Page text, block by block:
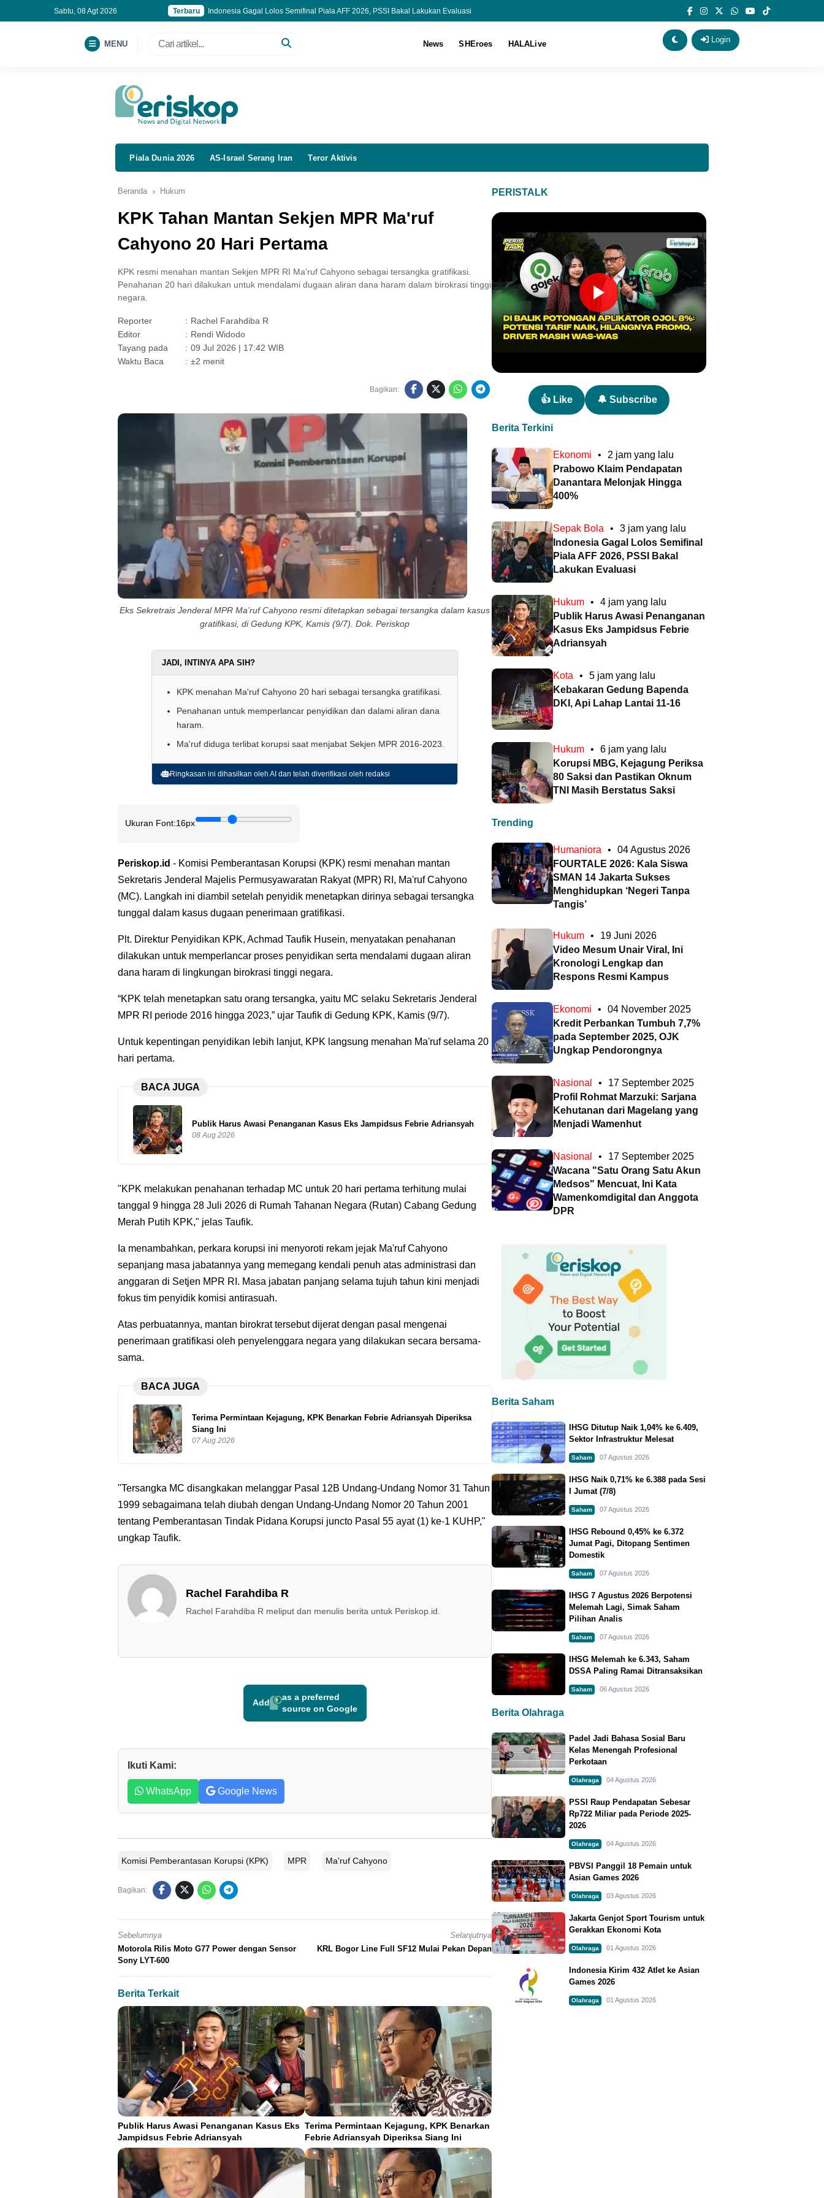
Sabtu, 08 Agt 2026 Terbaru
Indonesia Gagal Lolos Semifinal Piala AFF 2026, PSSI Bakal Lakukan Evaluasi
Kebakaran Gedung Bapenda DKI, Api Lahap Lantai 11-16
MENU News SHEroes HALALive
Login
Piala Dunia 2026 AS-Israel Serang Iran Teror Aktivis
Beranda Hukum
KPK Tahan Mantan Sekjen MPR Ma'ruf
Cahyono 20 Hari Pertama
KPK resmi menahan mantan Sekjen MPR RI Ma’ruf Cahyono sebagai tersangka gratifikasi.
Penahanan 20 hari dilakukan untuk mendalami dugaan aliran dana haram dalam birokrasi tinggi
negara.
Reporter : Rachel Farahdiba R
Editor
: Rendi Widodo
Tayang pada
: 09 Jul 2026 | 17:42 WIB
Waktu Baca
: ±2 menit
Bagikan:
Eks Sekretrais Jenderal MPR Ma’ruf Cahyono resmi ditetapkan sebagai tersangka dalam kasus
gratifikasi, di Gedung KPK, Kamis (9/7). Dok. Periskop
JADI, INTINYA APA SIH?
KPK menahan Ma'ruf Cahyono 20 hari sebagai tersangka gratifikasi.
Penahanan untuk memperlancar penyidikan dan dalami aliran dana
haram.
Ma'ruf diduga terlibat korupsi saat menjabat Sekjen MPR 2016-2023.
Ringkasan ini dihasilkan oleh AI dan telah diverifikasi oleh redaksi
Ukuran Font:16px
Periskop.id - Komisi Pemberantasan Korupsi (KPK) resmi menahan mantan
Sekretaris Jenderal Majelis Permusyawaratan Rakyat (MPR) RI, Ma'ruf Cahyono
(MC). Langkah ini diambil setelah penyidik menetapkan dirinya sebagai tersangka
tunggal dalam kasus dugaan penerimaan gratifikasi.
Plt. Direktur Penyidikan KPK, Achmad Taufik Husein, menyatakan penahanan
dilakukan untuk memperlancar proses penyidikan serta mendalami dugaan aliran
dana haram di lingkungan birokrasi tinggi negara.
“KPK telah menetapkan satu orang tersangka, yaitu MC selaku Sekretaris Jenderal
MPR RI periode 2016 hingga 2023,” ujar Taufik di Gedung KPK, Kamis (9/7).
Untuk kepentingan penyidikan lebih lanjut, KPK langsung menahan Ma'ruf selama 20
hari pertama.
BACA JUGA
Publik Harus Awasi Penanganan Kasus Eks Jampidsus Febrie Adriansyah
08 Aug 2026
"KPK melakukan penahanan terhadap MC untuk 20 hari pertama terhitung mulai
tanggal 9 hingga 28 Juli 2026 di Rumah Tahanan Negara (Rutan) Cabang Gedung
Merah Putih KPK," jelas Taufik.
Ia menambahkan, perkara korupsi ini menyoroti rekam jejak Ma'ruf Cahyono
sepanjang masa jabatannya yang memegang kendali penuh atas administrasi dan
anggaran di Setjen MPR RI. Masa jabatan panjang selama tujuh tahun kini menjadi
fokus tim penyidik komisi antirasuah.
Atas perbuatannya, mantan birokrat tersebut dijerat dengan pasal mengenai
penerimaan gratifikasi oleh penyelenggara negara yang dilakukan secara bersama-
sama.
BACA JUGA
Terima Permintaan Kejagung, KPK Benarkan Febrie Adriansyah Diperiksa
Siang Ini
07 Aug 2026
"Tersangka MC disangkakan melanggar Pasal 12B Undang-Undang Nomor 31 Tahun
1999 sebagaimana telah diubah dengan Undang-Undang Nomor 20 Tahun 2001
tentang Pemberantasan Tindak Pidana Korupsi juncto Pasal 55 ayat (1) ke-1 KUHP,"
ungkap Taufik.
Rachel Farahdiba R
Rachel Farahdiba R meliput dan menulis berita untuk Periskop.id.
Add
as a preferred
source on Google
Ikuti Kami:
WhatsApp Google News
Komisi Pemberantasan Korupsi (KPK) MPR Ma'ruf Cahyono
Bagikan:
Sebelumnya
Motorola Rilis Moto G77 Power dengan Sensor
Sony LYT-600
Selanjutnya
KRL Bogor Line Full SF12 Mulai Pekan Depan
Berita Terkait
Publik Harus Awasi Penanganan Kasus Eks
Jampidsus Febrie Adriansyah
Terima Permintaan Kejagung, KPK Benarkan
Febrie Adriansyah Diperiksa Siang Ini
PERISTALK
👍 Like 🔔 Subscribe
Berita Terkini
Ekonomi •
2 jam yang lalu
Prabowo Klaim Pendapatan
Danantara Melonjak Hingga
400%
Sepak Bola •
3 jam yang lalu
Indonesia Gagal Lolos Semifinal
Piala AFF 2026, PSSI Bakal
Lakukan Evaluasi
Hukum •
4 jam yang lalu
Publik Harus Awasi Penanganan
Kasus Eks Jampidsus Febrie
Adriansyah
Kota •
5 jam yang lalu
Kebakaran Gedung Bapenda
DKI, Api Lahap Lantai 11-16
Hukum •
6 jam yang lalu
Korupsi MBG, Kejagung Periksa
80 Saksi dan Pastikan Oknum
TNI Masih Berstatus Saksi
Trending
Humaniora •
04 Agustus 2026
FOURTALE 2026: Kala Siswa
SMAN 14 Jakarta Sukses
Menghidupkan ‘Negeri Tanpa
Tangis’
Hukum •
19 Juni 2026
Video Mesum Unair Viral, Ini
Kronologi Lengkap dan
Respons Resmi Kampus
Ekonomi •
04 November 2025
Kredit Perbankan Tumbuh 7,7%
pada September 2025, OJK
Ungkap Pendorongnya
Nasional •
17 September 2025
Profil Rohmat Marzuki: Sarjana
Kehutanan dari Magelang yang
Menjadi Wamenhut
Nasional •
17 September 2025
Wacana "Satu Orang Satu Akun
Medsos" Mencuat, Ini Kata
Wamenkomdigital dan Anggota
DPR
Berita Saham
IHSG Ditutup Naik 1,04% ke 6.409,
Sektor Infrastruktur Melesat
Saham 07 Agustus 2026
IHSG Naik 0,71% ke 6.388 pada Sesi
I Jumat (7/8)
Saham 07 Agustus 2026
IHSG Rebound 0,45% ke 6.372
Jumat Pagi, Ditopang Sentimen
Domestik
Saham 07 Agustus 2026
IHSG 7 Agustus 2026 Berpotensi
Melemah Lagi, Simak Saham
Pilihan Analis
Saham 07 Agustus 2026
IHSG Melemah ke 6.343, Saham
DSSA Paling Ramai Ditransaksikan
Saham 06 Agustus 2026
Berita Olahraga
Padel Jadi Bahasa Sosial Baru
Kelas Menengah Profesional
Perkotaan
Olahraga 04 Agustus 2026
PSSI Raup Pendapatan Sebesar
Rp722 Miliar pada Periode 2025-
2026
Olahraga 04 Agustus 2026
PBVSI Panggil 18 Pemain untuk
Asian Games 2026
Olahraga 03 Agustus 2026
Jakarta Genjot Sport Tourism untuk
Gerakkan Ekonomi Kota
Olahraga 01 Agustus 2026
Indonesia Kirim 432 Atlet ke Asian
Games 2026
Olahraga 01 Agustus 2026